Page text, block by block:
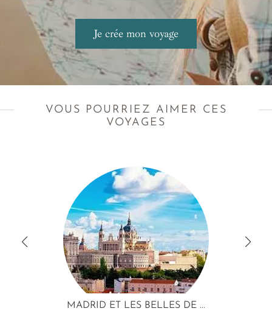
VOUS POURRIEZ AIMER CES
VOYAGES
MADRID ET LES BELLES DE ...